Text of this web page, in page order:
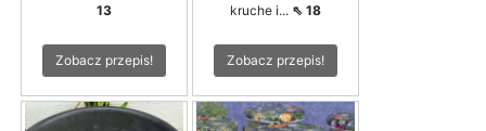
13
Zobacz przepis!
kruche i... ⇖ 18
Zobacz przepis!